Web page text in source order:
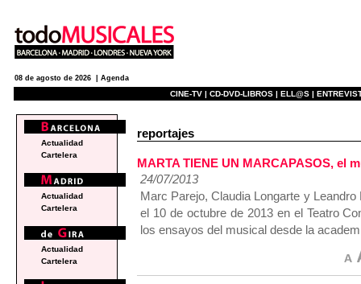
08 de agosto de 2026 | Agenda
CINE-TV | CD-DVD-LIBROS | ELL@S |
reportajes
MARTA TIENE UN MARCAPASOS, el
24/07/2013
Marc Parejo, Claudia Longarte y
el 10 de octubre de 2013 en el Teatro
los ensayos del musical desde la
Actualidad
Cartelera
Actualidad
Cartelera
Actualidad
Cartelera